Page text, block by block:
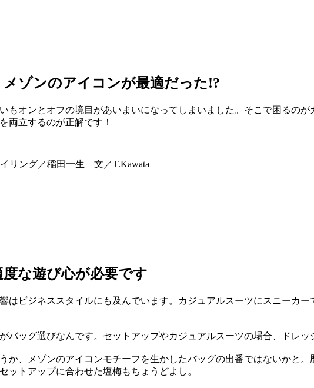
ゾンのアイコンが最適だった!?
もオンとオフの境目があいまいになってしまいました。そこで困るの
両立するのが正解です！
リング／稲田一生 文／T.Kawata
な遊び心が必要です
はビジネススタイルにも及んでいます。カジュアルスーツにスニーカ
バッグ選びなんです。セットアップやカジュアルスーツの場合、ドレッ
か、メゾンのアイコンモチーフを生かしたバッグの出番ではないかと
ットアップに合わせた塩梅もちょうどよし。